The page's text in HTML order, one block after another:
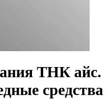
ТНК айс.
средства